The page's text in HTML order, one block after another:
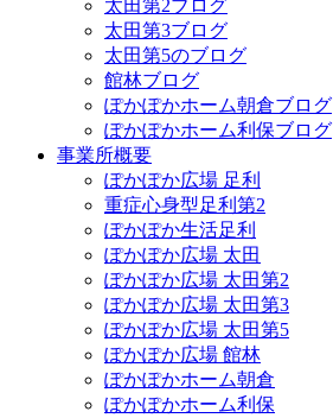
太田第2ブログ
太田第3ブログ
太田第5のブログ
館林ブログ
ぽかぽかホーム朝倉ブログ
ぽかぽかホーム利保ブログ
事業所概要
ぽかぽか広場 足利
重症心身型足利第2
ぽかぽか生活足利
ぽかぽか広場 太田
ぽかぽか広場 太田第2
ぽかぽか広場 太田第3
ぽかぽか広場 太田第5
ぽかぽか広場 館林
ぽかぽかホーム朝倉
ぽかぽかホーム利保